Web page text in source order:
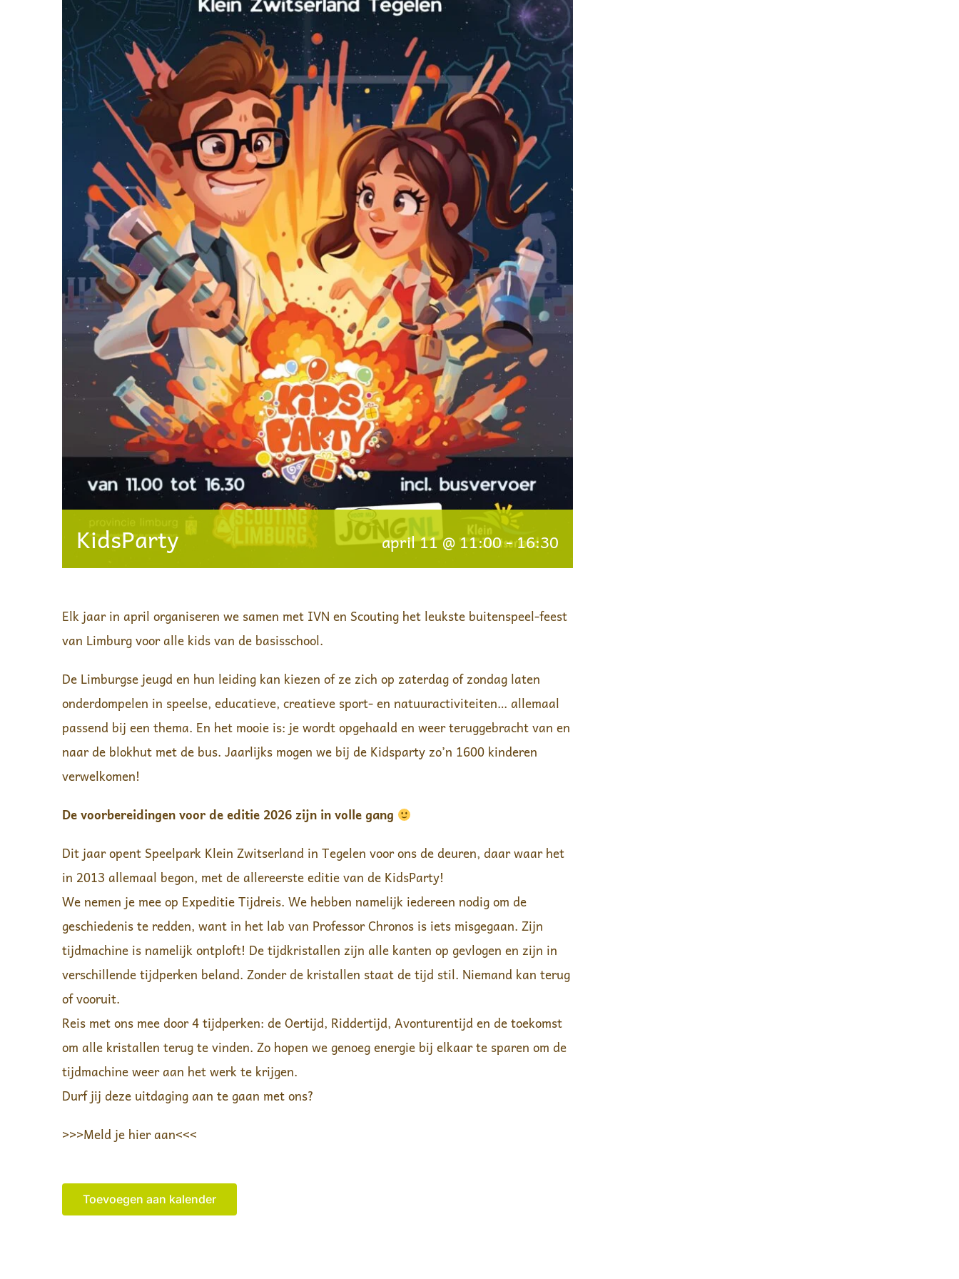
KidsParty april 11 @ 11:00-16:30
Elk jaar in april organiseren we samen met IVN en Scouting het leukste buitenspeel-feest
van Limburg voor alle kids van de basisschool.
De Limburgse jeugd en hun leiding kan kiezen of ze zich op zaterdag of zondag laten
onderdompelen in speelse, educatieve, creatieve sport- en natuuractiviteiten… allemaal
passend bij een thema. En het mooie is: je wordt opgehaald en weer teruggebracht van en
naar de blokhut met de bus. Jaarlijks mogen we bij de Kidsparty zo’n 1600 kinderen
verwelkomen!
De voorbereidingen voor de editie 2026 zijn in volle gang
Dit jaar opent Speelpark Klein Zwitserland in Tegelen voor ons de deuren, daar waar het
in 2013 allemaal begon, met de allereerste editie van de KidsParty!
We nemen je mee op Expeditie Tijdreis. We hebben namelijk iedereen nodig om de
geschiedenis te redden, want in het lab van Professor Chronos is iets misgegaan. Zijn
tijdmachine is namelijk ontploft! De tijdkristallen zijn alle kanten op gevlogen en zijn in
verschillende tijdperken beland. Zonder de kristallen staat de tijd stil. Niemand kan terug
of vooruit.
Reis met ons mee door 4 tijdperken: de Oertijd, Riddertijd, Avonturentijd en de toekomst
om alle kristallen terug te vinden. Zo hopen we genoeg energie bij elkaar te sparen om de
tijdmachine weer aan het werk te krijgen.
Durf jij deze uitdaging aan te gaan met ons?
>>>Meld je hier aan<<<
Toevoegen aan kalender